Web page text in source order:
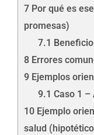
7 Por qué es
promesas)
7.1
8 Errores
9 Ejemplos
9.1 Caso 1
10 Ejemplo
salud